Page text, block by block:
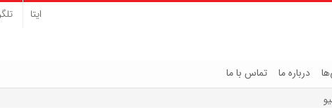
ایتا
درباره ما
تماس با ما